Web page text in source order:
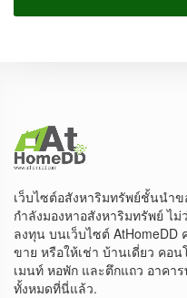
เว็บไซต์อสังหาริมทรัพย์ชั้นนำ
กำลังมองหาอสังหาริมทรัพย์ ไม่
ลงทุน บนเว็บไซต์
ขาย หรือให้เช่า บ้านเดี่ยว คอ
เมนท์ หอพัก และตึกแถว อาคา
ทั้งหมดที่นี่แล้ว.